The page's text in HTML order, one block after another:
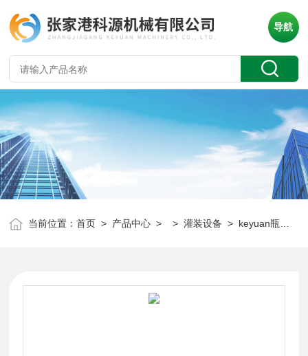
导航
当前位置：首页 > 产品中心 > >灌装设备 > keyuan瓶装含气饮料灌装机